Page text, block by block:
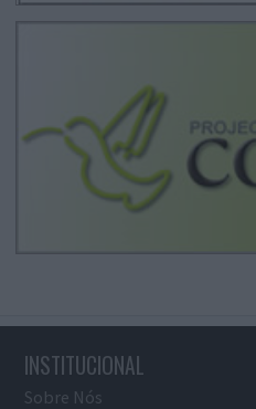
INSTITUCIONAL
Sobre Nós